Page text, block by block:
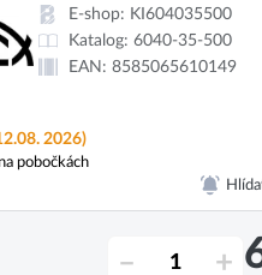
E-shop: KI604035500
Katalog: 6040-35-500
EAN: 8585065610149
2026)
pobočkách
– +